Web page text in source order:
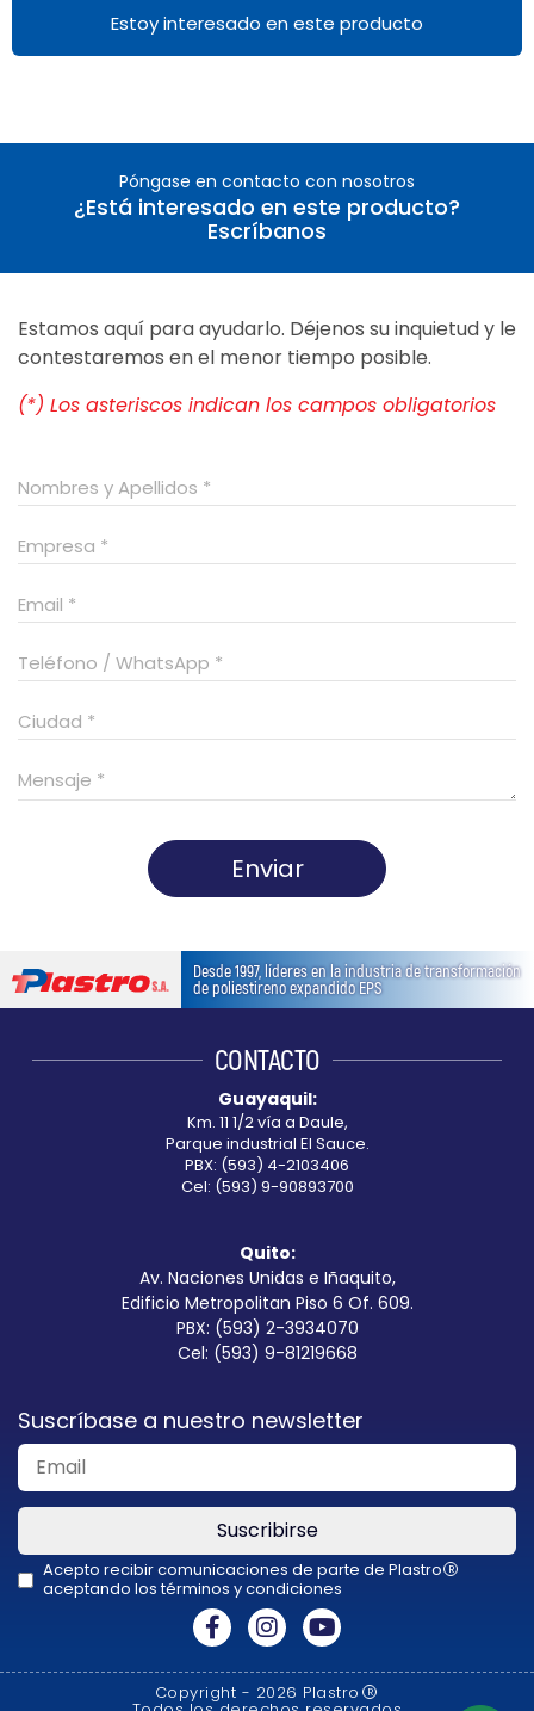
Estoy interesado en este producto
Póngase en contacto con nosotros
¿Está interesado en este producto?
Escríbanos
Estamos aquí para ayudarlo. Déjenos su inquietud y le
contestaremos en el menor tiempo posible.
(*) Los asteriscos indican los campos obligatorios
Enviar
should
be
blank
Desde 1997, líderes en la industria de transformación
de poliestireno expandido EPS
CONTACTO
Guayaquil:
Km. 11 1/2 vía a Daule,
Parque industrial El Sauce.
PBX: (593) 4-2103406
Cel: (593) 9-90893700
Quito:
Av. Naciones Unidas e Iñaquito,
Edificio Metropolitan Piso 6 Of. 609.
PBX: (593) 2-3934070
Cel: (593) 9-81219668
Suscríbase a nuestro newsletter
Suscribirse
Acepto recibir comunicaciones de parte de Plastro R
aceptando los términos y condiciones
should
Copyright - 2026 Plastro R